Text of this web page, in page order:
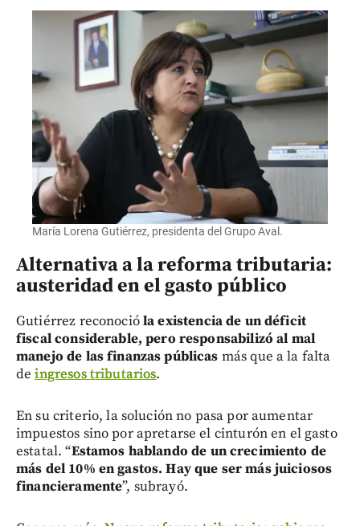
María Lorena Gutiérrez, presidenta del Grupo Aval.
Alternativa a la reforma tributaria:
austeridad en el gasto público
Gutiérrez reconocióla existencia de un déficit
fiscal considerable, pero responsabilizó al mal
manejo de las finanzas públicas más que a la falta
deingresos tributarios.
En su criterio, la solución no pasa por aumentar
impuestos sino por apretarse el cinturón en el gasto
estatal. “Estamos hablando de un crecimiento de
más del 10% en gastos. Hay que ser más juiciosos
financieramente”, subrayó.